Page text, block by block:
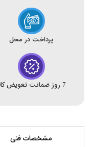
پرداخت در محل
7 روز ضمانت تعویض کالا
مشخصات فنی